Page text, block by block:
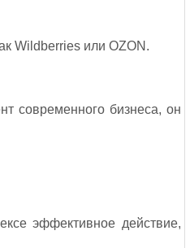
Wildberries или OZON.
современного бизнеса, он
эффективное действие,